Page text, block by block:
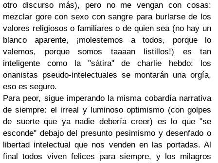
otro discurso más), pero no me vengan con cosas:
mezclar gore con sexo con sangre para burlarse de los
valores religiosos o familiares o de quien sea (no hay un
blanco aparente, ¡molestemos a todos, porque lo
valemos, porque somos taaaan listillos!) es tan
inteligente como la "sátira" de charlie hebdo: los
onanistas pseudo-intelectuales se montarán una orgía,
eso es seguro.
Para peor, sigue imperando la misma cobardía narrativa
de siempre: el irreal y luminoso optimismo (con golpes
de suerte que ya nadie debería creer) es lo que "se
esconde" debajo del presunto pesimismo y desenfado o
libertad intelectual que nos venden en las portadas. Al
final todos viven felices para siempre, y los milagros